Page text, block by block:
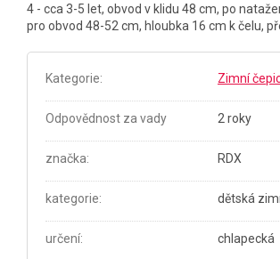
4 - cca 3-5 let, obvod v klidu 48 cm, po
pro obvod 48-52 cm, hloubka 16 cm k čelu,
Kategorie: Zimní
Odpovědnost za vady 2 roky
značka: RDX
kategorie: dětská
určení: chlapecká